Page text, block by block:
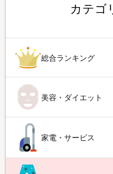
カテゴ
総合ランキング
美容・ダイエット
家電・サービス